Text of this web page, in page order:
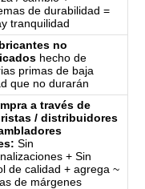
de durabilidad =
tranquilidad
no
hecho de
primas de baja
que no durarán
a través de
/ distribuidores
Sin
+ Sin
de calidad + agrega ~
de márgenes